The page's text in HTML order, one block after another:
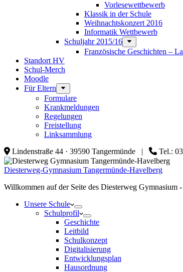
Vorlesewettbewerb
Klassik in der Schule
Weihnachtskonzert 2016
Informatik Wettbewerb
Schuljahr 2015/16
Französische Geschichten –
Standort HV
Schul-Merch
Moodle
Für Eltern
Formulare
Krankmeldungen
Regelungen
Freistellung
Linksammlung
Lindenstraße 44 · 39590 Tangermünde |
Tel.:
Diesterweg-Gymnasium Tangermünde-Havelberg
Willkommen auf der Seite des Diesterweg Gymnasium
Unsere Schule
Schulprofil
Geschichte
Leitbild
Schulkonzept
Digitalisierung
Entwicklungsplan
Hausordnung